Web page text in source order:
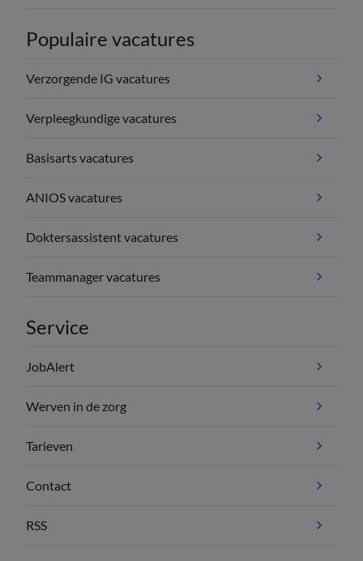
Populaire vacatures
Verzorgende IG vacatures
Verpleegkundige vacatures
Basisarts vacatures
ANIOS vacatures
Doktersassistent vacatures
Teammanager vacatures
Service
JobAlert
Werven in de zorg
Tarieven
Contact
RSS